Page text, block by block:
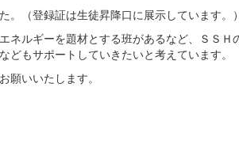
（登録証は生徒昇降口に展示しています。）
ルギーを題材とする班があるなど、ＳＳ
もサポートしていきたいと考えています。
いいたします。